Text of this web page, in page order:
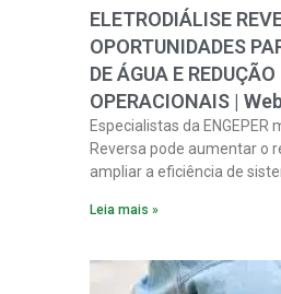
ELETRODIÁLISE
OPORTUNIDADES
DE ÁGUA E
OPERACIONAIS |
Especialistas da
Reversa pode aumentar o
ampliar a eficiência de
Leia mais »